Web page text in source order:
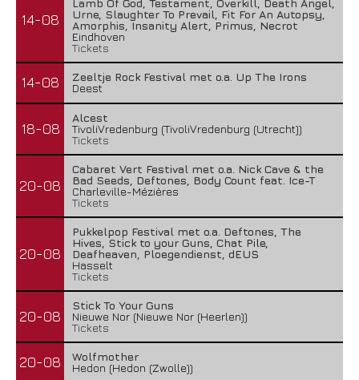
14-08
Lamb Of God, Testament, Overkill, Death Angel,
Urne, Slaughter To Prevail, Fit For An Autopsy,
Amorphis, Insanity Alert, Primus, Necrot
Eindhoven
Tickets
14-08
Zeeltje Rock Festival met o.a. Up The Irons
Deest
18-08
Alcest
TivoliVredenburg (TivoliVredenburg (Utrecht))
Tickets
20-08
Cabaret Vert Festival met o.a. Nick Cave & the
Bad Seeds, Deftones, Body Count feat. Ice-T
Charleville-Mézières
Tickets
20-08
Pukkelpop Festival met o.a. Deftones, The
Hives, Stick to your Guns, Chat Pile,
Deafheaven, Ploegendienst, dEUS
Hasselt
Tickets
20-08
Stick To Your Guns
Nieuwe Nor (Nieuwe Nor (Heerlen))
Tickets
20-08
Wolfmother
Hedon (Hedon (Zwolle))